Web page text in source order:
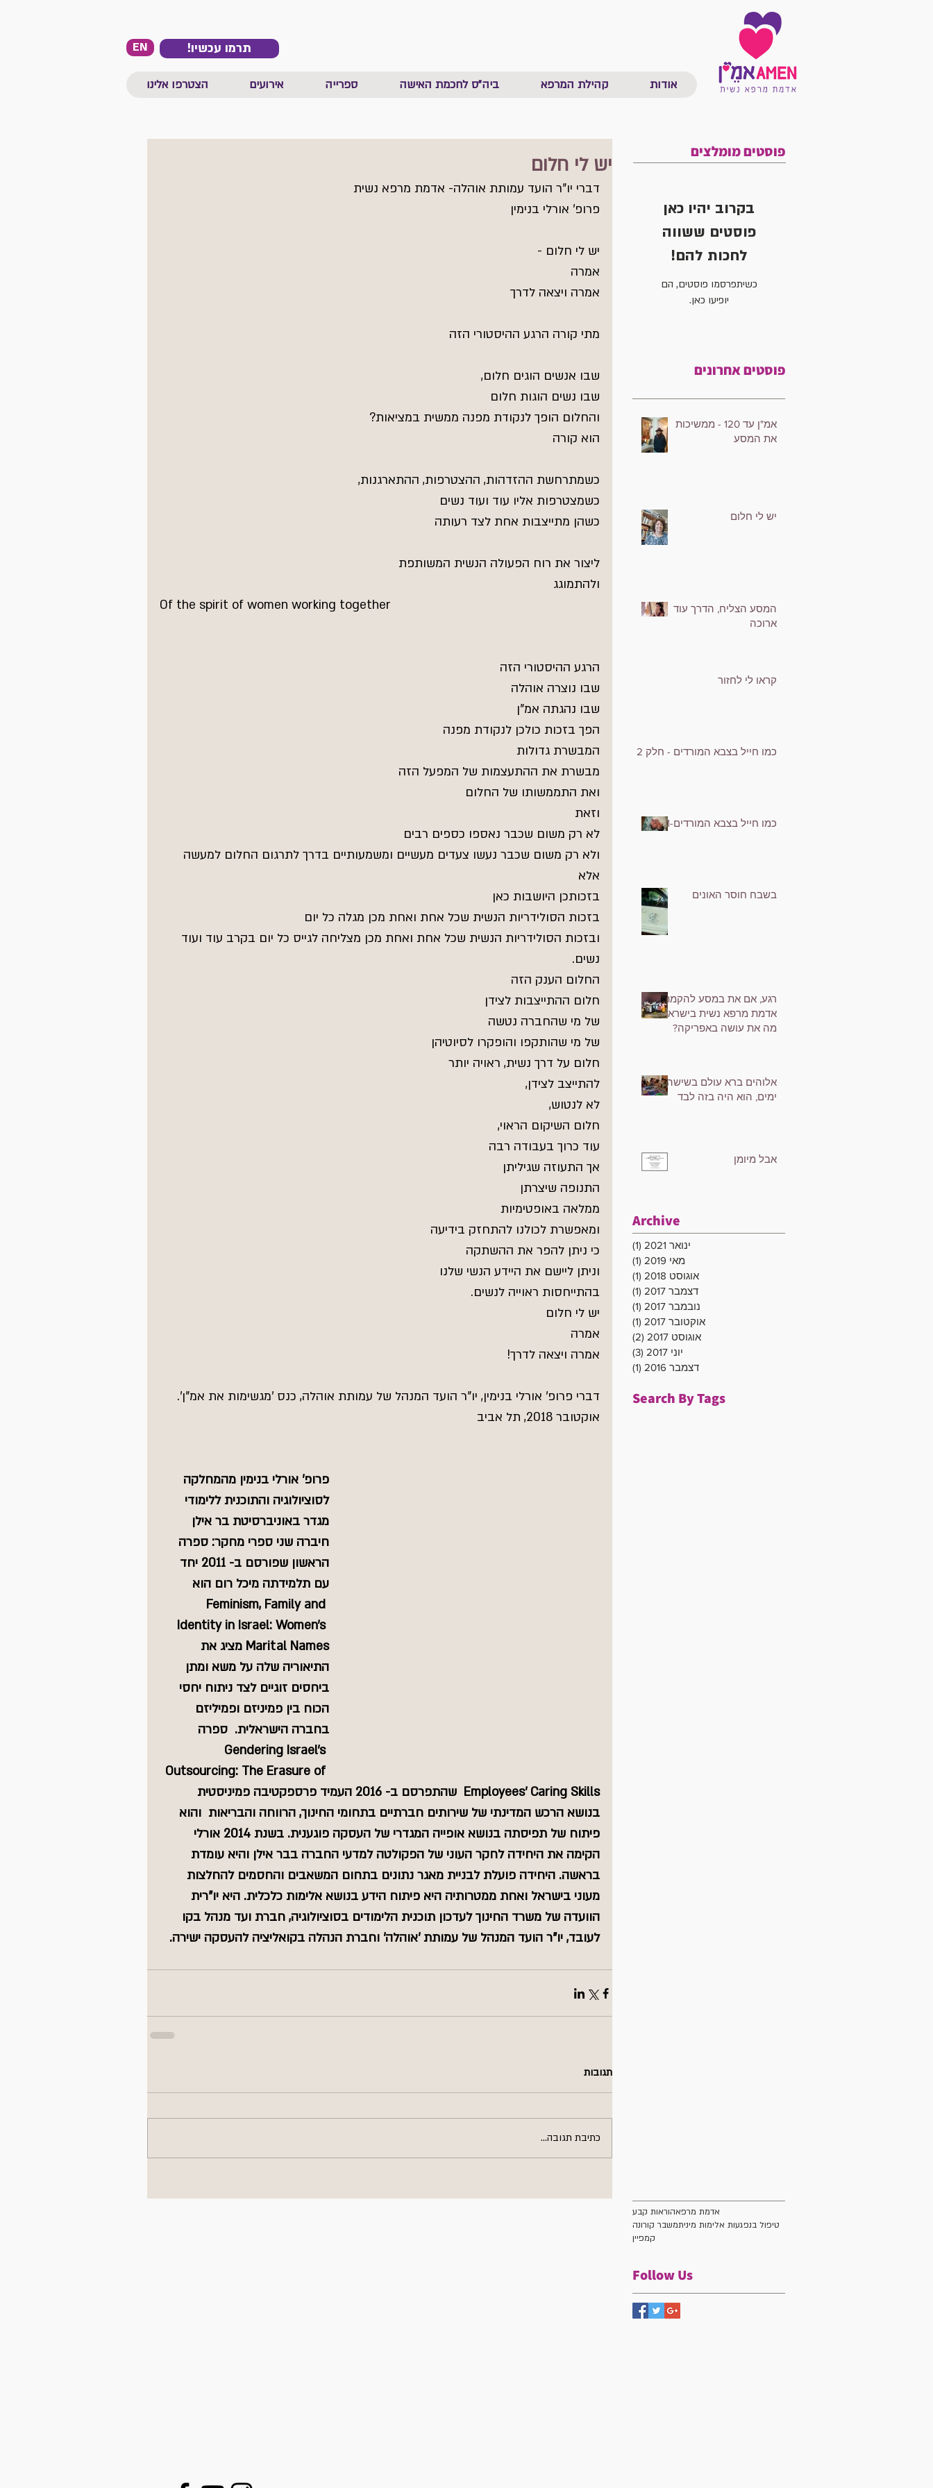
EN !תרמו עכשיו
אודות קהילת המרפא ביה"ס לחכמת האישה ספרייה אירועים הצטרפו אלינו
יש לי חלום
דברי יו"ר הועד עמותת אוהלה- אדמת מרפא נשית
פרופ' אורלי בנימין
יש לי חלום -
אמרה
אמרה ויצאה לדרך
מתי קורה הרגע ההיסטורי הזה
שבו אנשים הוגים חלום,
שבו נשים הוגות חלום
והחלום הופך לנקודת מפנה ממשית במציאות?
הוא קורה
כשמתרחשת ההזדהות, ההצטרפות, ההתארגנות,
כשמצטרפות אליו עוד ועוד נשים
כשהן מתייצבות אחת לצד רעותה
ליצור את רוח הפעולה הנשית המשותפת
ולהתמוגג
Of the spirit of women working together
הרגע ההיסטורי הזה
שבו נוצרה אוהלה
שבו נהגתה אמ"ן
הפך בזכות כולכן לנקודת מפנה
המבשרת גדולות
מבשרת את ההתעצמות של המפעל הזה
ואת התממשותו של החלום
וזאת
לא רק משום שכבר נאספו כספים רבים
ולא רק משום שכבר נעשו צעדים מעשיים ומשמעותיים בדרך לתרגום החלום למעשה
אלא
בזכותכן היושבות כאן
בזכות הסולידריות הנשית שכל אחת ואחת מכן מגלה כל יום
ובזכות הסולידריות הנשית שכל אחת ואחת מכן מצליחה לגייס כל יום בקרב עוד ועוד
נשים.
החלום הענק הזה
חלום ההתייצבות לצידן
של מי שהחברה נטשה
של מי שהותקפו והופקרו לסיוטיהן
חלום על דרך נשית, ראויה יותר
להתייצב לצידן,
לא לנטוש,
חלום השיקום הראוי,
עוד כרוך בעבודה רבה
אך התעוזה שגיליתן
התנופה שיצרתן
ממלאה באופטימיות
ומאפשרת לכולנו להתחזק בידיעה
כי ניתן להפר את ההשתקה
וניתן ליישם את היידע הנשי שלנו
בהתייחסות ראוייה לנשים.
יש לי חלום
אמרה
אמרה ויצאה לדרך!
דברי פרופ' אורלי בנימין, יו"ר הועד המנהל של עמותת אוהלה, כנס 'מגשימות את אמ"ן'.
אוקטובר 2018, תל אביב
פרופ' אורלי בנימין מהמחלקה
לסוציולוגיה והתוכנית ללימודי
מגדר באוניברסיטת בר אילן
חיברה שני ספרי מחקר: ספרה
הראשון שפורסם ב- 2011 יחד
עם תלמידתה מיכל רום הוא
Feminism, Family and
Identity in Israel: Women's
Marital Names מציג את
התיאוריה שלה על משא ומתן
ביחסים זוגיים לצד ניתוח יחסי
הכוח בין פמיניזם ופמיליזם
בחברה הישראלית.  ספרה
Gendering Israel’s
Outsourcing: The Erasure of
Employees’ Caring Skills  שהתפרסם ב- 2016 העמיד פרספקטיבה פמיניסטית
בנושא הרכש המדינתי של שירותים חברתיים בתחומי החינוך, הרווחה והבריאות  והוא
פיתוח של תפיסתה בנושא אופייה המגדרי של העסקה פוגענית. בשנת 2014 אורלי
הקימה את היחידה לחקר העוני של הפקולטה למדעי החברה בבר אילן והיא עומדת
בראשה. היחידה פועלת לבניית מאגר נתונים בתחום המשאבים והחסמים להחלצות
מעוני בישראל ואחת ממטרותיה היא פיתוח הידע בנושא אלימות כלכלית. היא יו"רית
הוועדה של משרד החינוך לעדכון תוכנית הלימודים בסוציולוגיה, חברת ועד מנהל בקו
לעובד, יו"ר הועד המנהל של עמותת 'אוהלה' וחברת הנהלה בקואליציה להעסקה ישירה.
תגובות
כתיבת תגובה...
פוסטים מומלצים
בקרוב יהיו כאן
פוסטים ששווה
לחכות להם!
כשיתפרסמו פוסטים, הם
יופיעו כאן.
פוסטים אחרונים
אמ"ן עד 120 - ממשיכות
את המסע
יש לי חלום
המסע הצליח, הדרך עוד
ארוכה
קראו לי לחזור
כמו חייל בצבא המורדים - חלק 2
כמו חייל בצבא המורדים-1
בשבח חוסר האונים
רגע, אם את במסע להקמת
אדמת מרפא נשית בישראל,
מה את עושה באפריקה?
אלוהים ברא עולם בשישה
ימים, הוא היה בזה לבד
אבל מיומן
Archive
ינואר 2021 (1)
מאי 2019
(1)
אוגוסט 2018
(1)
דצמבר 2017
(1)
נובמבר 2017
(1)
אוקטובר 2017
(1)
אוגוסט 2017
(2)
יוני 2017
(3)
דצמבר 2016
(1)
Search By Tags
אדמת מרפאהוראות קבע
טיפול בנפגעות אלימות מיניתמשבר קורונה
קמפיין
Follow Us